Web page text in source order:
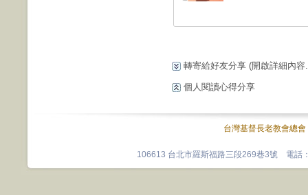
轉寄給好友分享 (開啟詳細內容
個人閱讀心得分享
台灣基督長老教會總會
106613 台北市羅斯福路三段269巷3號 電